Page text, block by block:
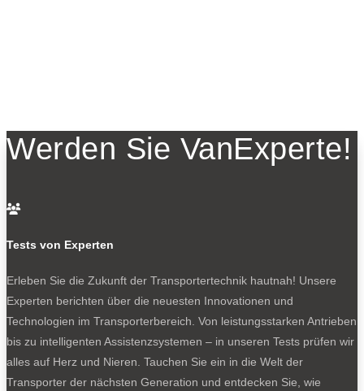
Werden Sie VanExperte!

Tests von Experten
Erleben Sie die Zukunft der Transportertechnik hautnah! Unsere
Experten berichten über die neuesten Innovationen und
Technologien im Transporterbereich. Von leistungsstarken Antrieben
bis zu intelligenten Assistenzsystemen – in unseren Tests prüfen wir
alles auf Herz und Nieren. Tauchen Sie ein in die Welt der
Transporter der nächsten Generation und entdecken Sie, wie